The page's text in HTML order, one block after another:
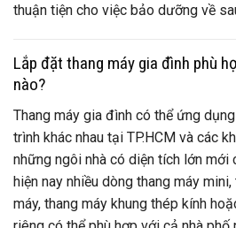
thuận tiện cho việc bảo dưỡng về
Lắp đặt thang máy gia đình phù
nào?
Thang máy gia đình có thể ứng
trình khác nhau tại TP.HCM và các
những ngôi nhà có diện tích lớn mới
hiện nay nhiều dòng thang máy
máy, thang máy khung thép kính